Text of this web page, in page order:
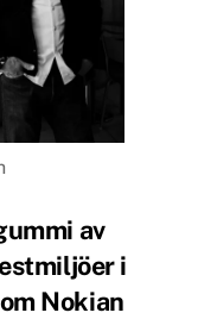
av
i
Nokian